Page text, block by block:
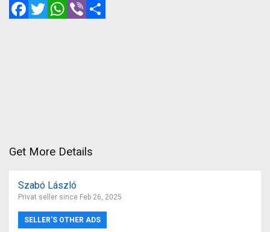
FacebookTwitterWhatsApp
Viber
Get More Details
Szabó László
Privat seller since Feb 26, 2025
SELLER’S OTHER ADS